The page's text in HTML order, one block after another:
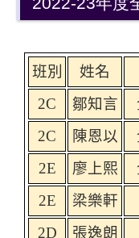
班別 姓名
2C
鄒知言
2C
陳恩以
2E
廖上熙
2E
梁樂軒
2D
張逸朗